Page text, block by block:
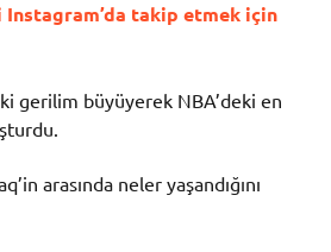
Instagram’da takip etmek için
gerilim büyüyerek NBA’deki en
arasında neler yaşandığını